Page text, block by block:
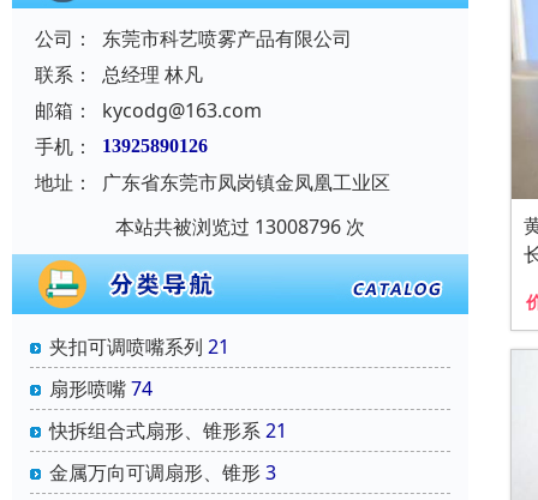
公司：
东莞市科艺喷雾产品有限公司
联系：
总经理 林凡
邮箱：
kycodg@163.com
手机：
13925890126
地址：
广东省东莞市凤岗镇金凤凰工业区
本站共被浏览过 13008796 次
夹扣可调喷嘴系列 21
扇形喷嘴74
快拆组合式扇形、锥形系21
金属万向可调扇形、锥形3